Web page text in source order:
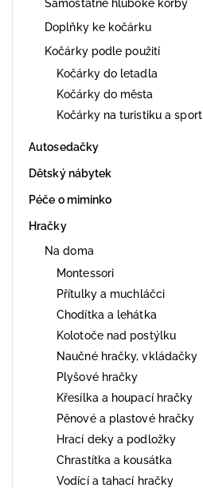
Samostatné hluboké korby
Doplňky ke kočárku
Kočárky podle použití
Kočárky do letadla
Kočárky do města
Kočárky na turistiku a sport
Autosedačky
Dětský nábytek
Péče o miminko
Hračky
Na doma
Montessori
Přítulky a muchláčci
Chodítka a lehátka
Kolotoče nad postýlku
Naučné hračky, vkládačky
Plyšové hračky
Křesílka a houpací hračky
Pěnové a plastové hračky
Hrací deky a podložky
Chrastítka a kousátka
Vodící a tahací hračky